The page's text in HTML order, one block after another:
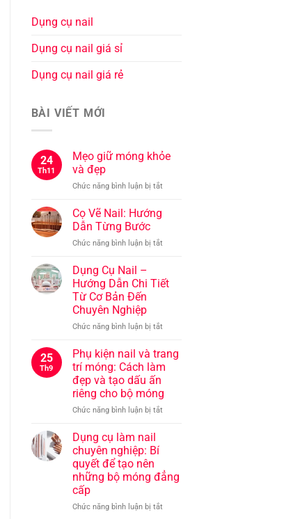
Dụng cụ nail
Dụng cụ nail giá sỉ
Dụng cụ nail giá rẻ
BÀI VIẾT MỚI
24
Th11
Mẹo giữ móng khỏe
và đẹp
Chức năng bình luận bị tắtở
và
Cọ Vẽ Nail: Hướng
Dẫn Từng Bước
Chức năng bình luận bị tắtở
Nail:
Hướng
Bước
Dụng Cụ Nail –
Hướng Dẫn Chi Tiết
Từ Cơ Bản Đến
Chuyên Nghiệp
Chức năng bình luận bị tắtở
Cụ
Nail
–
Dẫn
Chi
Đến
Chuyên
25
Th9
Phụ kiện nail và trang
trí móng: Cách làm
đẹp và tạo dấu ấn
riêng cho bộ móng
Chức năng bình luận bị tắtở
trang
trí
Cách
Dụng cụ làm nail
chuyên nghiệp: Bí
quyết để tạo nên
những bộ móng đẳng
cấp
Chức năng bình luận bị tắtở